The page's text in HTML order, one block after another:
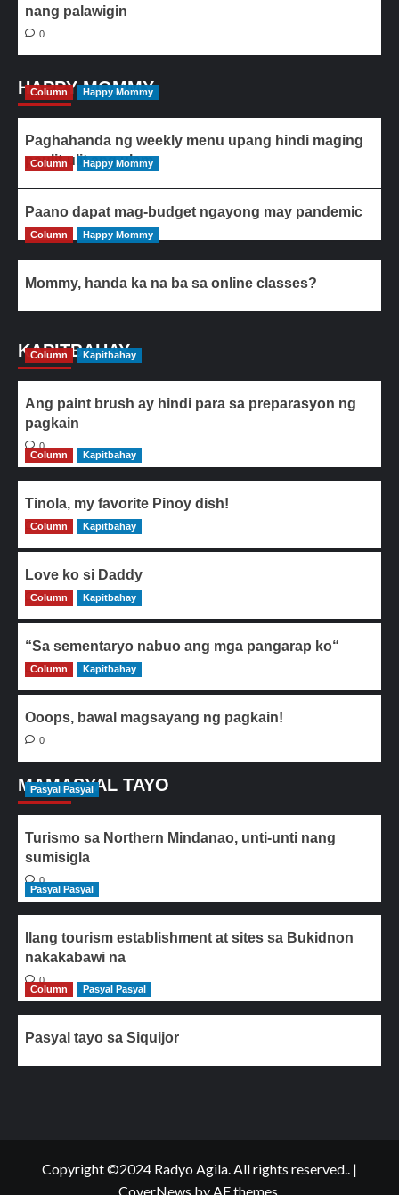
nang palawigin
0
HAPPY MOMMY
Column Happy Mommy
Paghahanda ng weekly menu upang hindi maging
paulit-ulit ang ulam
Column Happy Mommy
Paano dapat mag-budget ngayong may pandemic
Column Happy Mommy
Mommy, handa ka na ba sa online classes?
KAPITBAHAY
Column Kapitbahay
Ang paint brush ay hindi para sa preparasyon ng
pagkain
0
Column
Kapitbahay
Tinola, my favorite Pinoy dish!
0
Column Kapitbahay
Love ko si Daddy
0
Column Kapitbahay
“Sa sementaryo nabuo ang mga pangarap ko“
0
Column Kapitbahay
Ooops, bawal magsayang ng pagkain!
0
MAMASYAL TAYO
Pasyal Pasyal
Turismo sa Northern Mindanao, unti-unti nang
sumisigla
0
Pasyal Pasyal
Ilang tourism establishment at sites sa Bukidnon
nakakabawi na
0
Column
Pasyal Pasyal
Pasyal tayo sa Siquijor
Copyright ©2024 Radyo Agila. All rights reserved.. |
CoverNews by AF themes.